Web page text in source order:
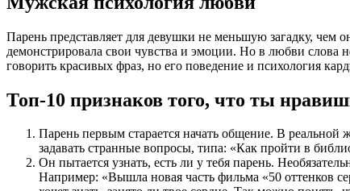
Парень представляет для девушки не меньшую загадку, чем
демонстрировала свои чувства и эмоции. Но в любви
говорить красивых фраз, но его поведение и психология
Топ-10 признаков того, что ты
Парень первым старается начать общение. В
задавать странные вопросы, типа: «Как пройти в
Он пытается узнать, есть ли у тебя парень.
Например: «Вышла новая часть фильма «50 оттенков